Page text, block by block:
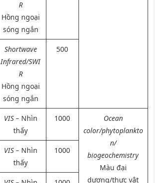
R
Hồng ngoại
sóng ngắn
Shortwave
Infrared/SWI
R
Hồng ngoại
sóng ngắn
500
VIS – Nhìn
thấy
1000
Ocean
color/phytoplankto
n/
biogeochemistry
Màu đại
dương/thực vật
VIS – Nhìn
thấy
1000